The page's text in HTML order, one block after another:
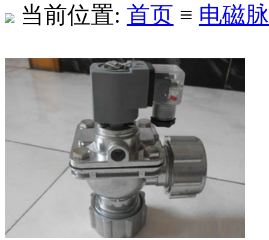
当前位置: 首页 ≡ 电磁